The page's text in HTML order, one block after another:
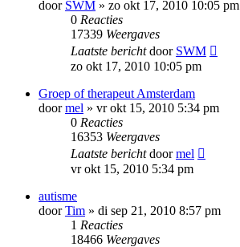
door SWM » zo okt 17, 2010 10:05 pm
0 Reacties
17339 Weergaves
Laatste berichtdoor SWM
zo okt 17, 2010 10:05 pm
Groep of therapeut Amsterdam
doormel » vr okt 15, 2010 5:34 pm
0 Reacties
16353 Weergaves
Laatste berichtdoormel
vr okt 15, 2010 5:34 pm
autisme
doorTim » di sep 21, 2010 8:57 pm
1 Reacties
18466 Weergaves